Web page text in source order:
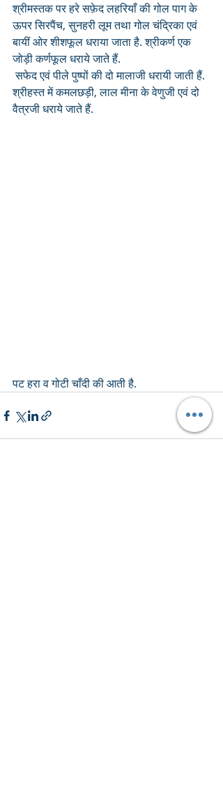
श्रीमस्तक पर हरे सफ़ेद लहरियाँ की गोल पाग के
ऊपर सिरपैंच, सुनहरी लूम तथा गोल चंद्रिका एवं
बायीं ओर शीशफूल धराया जाता है. श्रीकर्ण एक
जोड़ी कर्णफूल धराये जाते हैं.
सफेद एवं पीले पुष्पों की दो मालाजी धरायी जाती हैं.
श्रीहस्त में कमलछड़ी, लाल मीना के वेणुजी एवं दो
वैत्रजी धराये जाते हैं.
पट हरा व गोटी चाँदी की आती है.